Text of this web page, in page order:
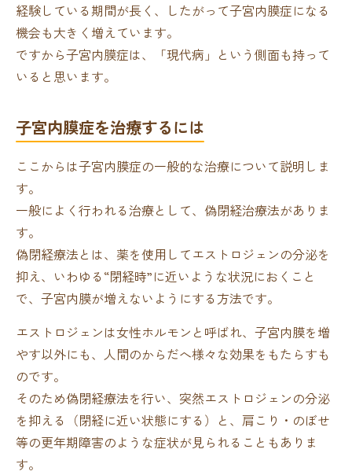
経験している期間が長く、したがって子宮内膜症になる
機会も大きく増えています。
ですから子宮内膜症は、「現代病」という側面も持って
いると思います。
子宮内膜症を治療するには
ここからは子宮内膜症の一般的な治療について説明しま
す。
一般によく行われる治療として、偽閉経治療法がありま
す。
偽閉経療法とは、薬を使用してエストロジェンの分泌を
抑え、いわゆる“閉経時”に近いような状況におくこと
で、子宮内膜が増えないようにする方法です。
エストロジェンは女性ホルモンと呼ばれ、子宮内膜を増
やす以外にも、人間のからだへ様々な効果をもたらすも
のです。
そのため偽閉経療法を行い、突然エストロジェンの分泌
を抑える（閉経に近い状態にする）と、肩こり・のぼせ
等の更年期障害のような症状が見られることもありま
す。